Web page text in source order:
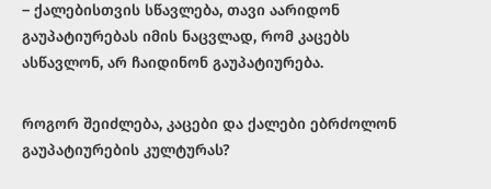
– ქალებისთვის სწავლება, თავი აარიდონ
გაუპატიურებას იმის ნაცვლად, რომ კაცებს
ასწავლონ, არ ჩაიდინონ გაუპატიურება.
როგორ შეიძლება, კაცები და ქალები ებრძოლონ
გაუპატიურების კულტურას?